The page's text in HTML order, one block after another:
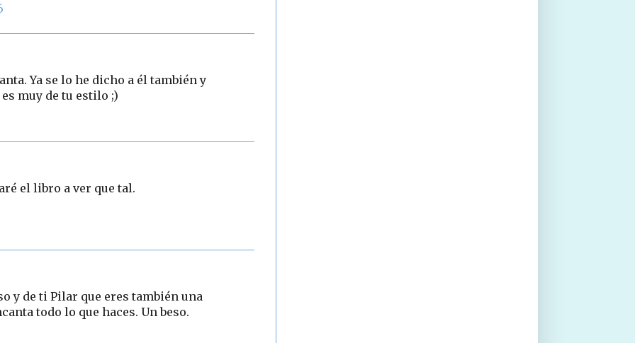
Ya se lo he dicho a él también y
muy de tu estilo ;)
el libro a ver que tal.
y de ti Pilar que eres también una
todo lo que haces. Un beso.